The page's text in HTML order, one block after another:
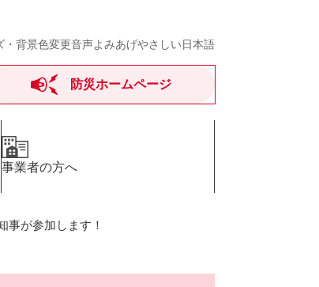
・背景色変更音声よみあげやさしい日本語
防災ホームページ
事業者の方へ
事が参加します！